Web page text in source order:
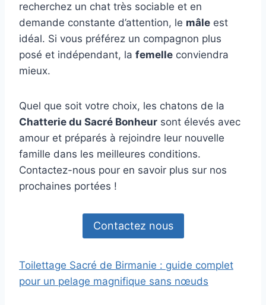
recherchez un chat très sociable et en
demande constante d’attention, le mâle est
idéal. Si vous préférez un compagnon plus
posé et indépendant, la femelle conviendra
mieux.
Quel que soit votre choix, les chatons de la
Chatterie du Sacré Bonheur sont élevés avec
amour et préparés à rejoindre leur nouvelle
famille dans les meilleures conditions.
Contactez-nous pour en savoir plus sur nos
prochaines portées !
Contactez nous
Toilettage Sacré de Birmanie : guide complet
pour un pelage magnifique sans nœuds